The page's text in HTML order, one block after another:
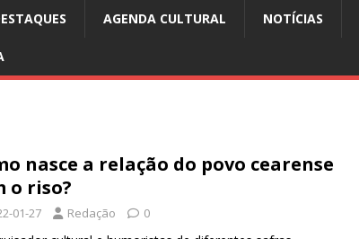
AGENDA CULTURAL NOTÍCIAS
nasce a relação do povo cearense
o riso?
01-27 Redação 0